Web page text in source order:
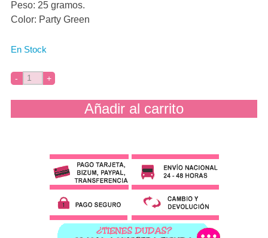
Peso: 25 gramos.
Color: Party Green
En Stock
Añadir al carrito